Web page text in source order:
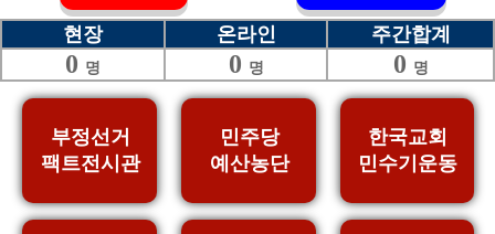
현장 온라인 주간합계
0 명 0 명 0 명
부정선거
팩트전시관
민주당
예산농단
한국교회
민수기운동